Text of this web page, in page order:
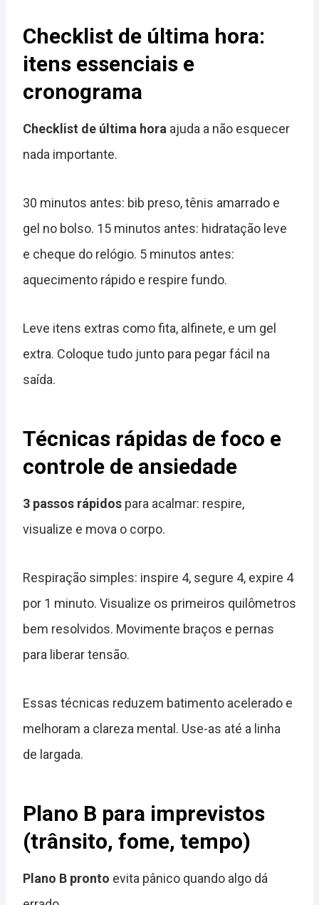
Checklist de última hora:
itens essenciais e
cronograma
Checklist de última hora ajuda a não esquecer
nada importante.
30 minutos antes: bib preso, tênis amarrado e
gel no bolso. 15 minutos antes: hidratação leve
e cheque do relógio. 5 minutos antes:
aquecimento rápido e respire fundo.
Leve itens extras como fita, alfinete, e um gel
extra. Coloque tudo junto para pegar fácil na
saída.
Técnicas rápidas de foco e
controle de ansiedade
3 passos rápidos para acalmar: respire,
visualize e mova o corpo.
Respiração simples: inspire 4, segure 4, expire 4
por 1 minuto. Visualize os primeiros quilômetros
bem resolvidos. Movimente braços e pernas
para liberar tensão.
Essas técnicas reduzem batimento acelerado e
melhoram a clareza mental. Use-as até a linha
de largada.
Plano B para imprevistos
(trânsito, fome, tempo)
Plano B pronto evita pânico quando algo dá